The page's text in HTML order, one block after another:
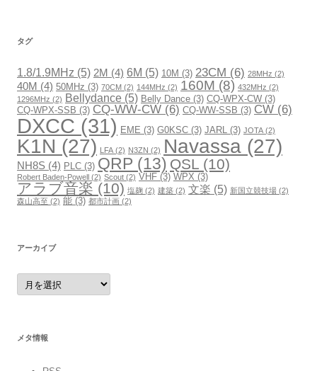
タグ
1.8/1.9MHz (5) 2M (4) 6M (5) 10M (3) 23CM (6) 28MHz (2)
40M (4) 50MHz (3) 70CM (2) 144MHz (2) 160M (8) 432MHz (2)
1296MHz (2) Bellydance (5) Belly Dance (3) CQ-WPX-CW (3)
CQ-WPX-SSB (3) CQ-WW-CW (6) CQ-WW-SSB (3) CW (6)
DXCC (31) EME (3) G0KSC (3) JARL (3) JOTA (2)
K1N (27) LFA (2) N3ZN (2) Navassa (27)
NH8S (4) PLC (3) QRP (13) QSL (10)
Robert Baden-Powell (2) Scout (2) VHF (3) WPX (3)
アラブ音楽 (10) 塩麹 (2) 建築 (2) 文楽 (5) 新国立競技場 (2)
森山高至 (2) 能 (3) 都市計画 (2)
アーカイブ
ア
ー
カ
メタ情報